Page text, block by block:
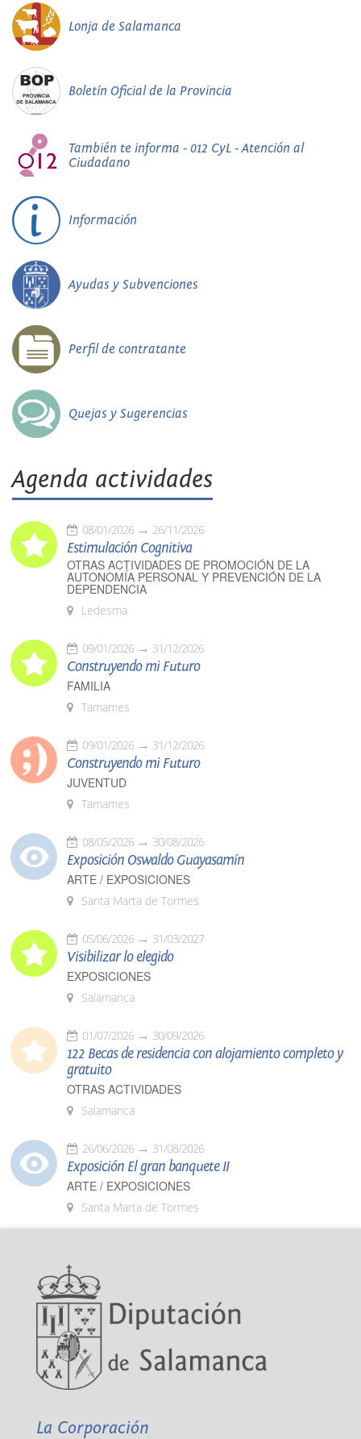
Lonja de Salamanca
Boletín Oficial de la Provincia
También te informa - 012 CyL - Atención al
Ciudadano
Información
Ayudas y Subvenciones
Perfil de contratante
Quejas y Sugerencias
Agenda actividades
08/01/2026 26/11/2026
Estimulación Cognitiva
OTRAS ACTIVIDADES DE PROMOCIÓN DE LA
AUTONOMÍA PERSONAL Y PREVENCIÓN DE LA
DEPENDENCIA
Ledesma
09/01/2026 31/12/2026
Construyendo mi Futuro
FAMILIA
Tamames
09/01/2026 31/12/2026
Construyendo mi Futuro
JUVENTUD
Tamames
08/05/2026 30/08/2026
Exposición Oswaldo Guayasamín
ARTE / EXPOSICIONES
Santa Marta de Tormes
05/06/2026 31/03/2027
Visibilizar lo elegido
EXPOSICIONES
Salamanca
01/07/2026 30/09/2026
122 Becas de residencia con alojamiento completo y
gratuito
OTRAS ACTIVIDADES
Salamanca
26/06/2026 31/08/2026
Exposición El gran banquete II
ARTE / EXPOSICIONES
Santa Marta de Tormes
La Corporación